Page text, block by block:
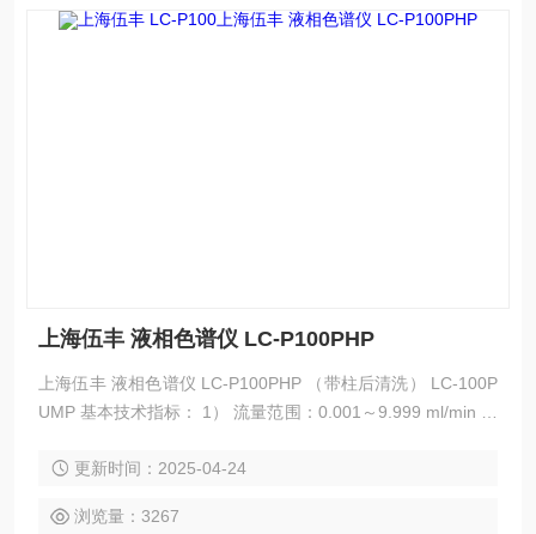
上海伍丰 液相色谱仪 LC-P100PHP
上海伍丰 液相色谱仪 LC-P100PHP （带柱后清洗） LC-100P
UMP 基本技术指标： 1） 流量范围：0.001～9.999 ml/min 以
3% ； 3） 流量设定值误差Ss: 小于±2%； 4） Z高工作压力：更新时间：2025-04-24
浏览量：3267